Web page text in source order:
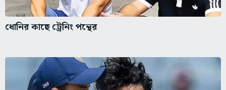
ধোনির কাছে ট্রেনিং পন্থের